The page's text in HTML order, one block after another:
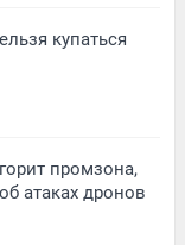
купаться
промзона,
атаках дронов